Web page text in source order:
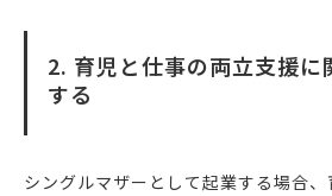
2. 育児と仕事の両立支援に
する
シングルマザーとして起業する場合